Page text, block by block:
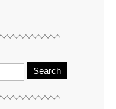
Search